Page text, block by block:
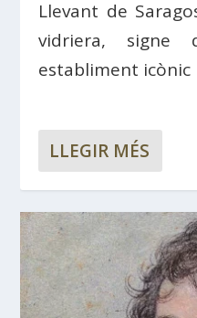
Llevant de
vidriera, signe
establiment icònic
LLEGIR MÉS